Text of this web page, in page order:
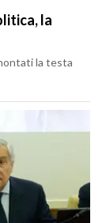
la
la testa